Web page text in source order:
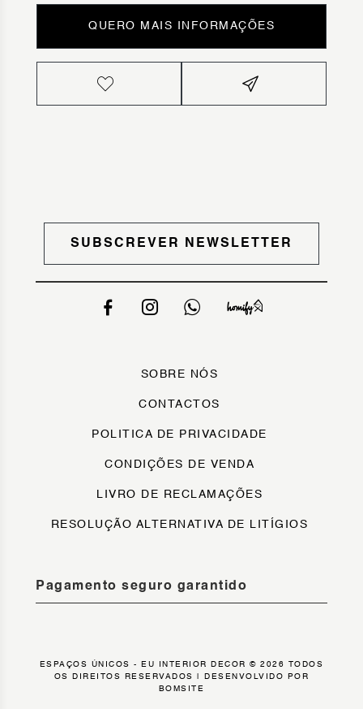
QUERO MAIS INFORMAÇÕES
SUBSCREVER NEWSLETTER
SOBRE NÓS
CONTACTOS
POLITICA DE PRIVACIDADE
CONDIÇÕES DE VENDA
LIVRO DE RECLAMAÇÕES
RESOLUÇÃO ALTERNATIVA DE LITÍGIOS
Pagamento seguro garantido
ESPAÇOS ÚNICOS - EU INTERIOR DECOR © 2026 TODOS
OS DIREITOS RESERVADOS | DESENVOLVIDO POR
BOMSITE